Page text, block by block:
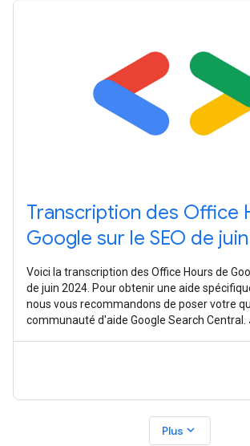
Transcription des Office
Google sur le SEO de
Voici la transcription des Office Hours de
de juin 2024. Pour obtenir une aide
nous vous recommandons de poser votre
communauté d'aide Google Search Central.
Plus expand_more